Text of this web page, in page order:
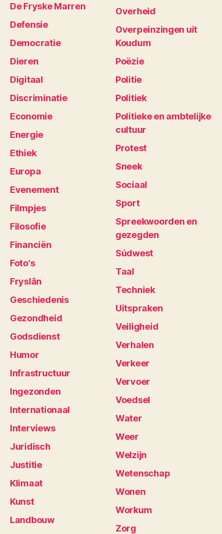
De Fryske Marren
Defensie
Democratie
Dieren
Digitaal
Discriminatie
Economie
Energie
Ethiek
Europa
Evenement
Filmpjes
Filosofie
Financiën
Foto's
Fryslân
Geschiedenis
Gezondheid
Godsdienst
Humor
Infrastructuur
Ingezonden
Internationaal
Interviews
Juridisch
Justitie
Klimaat
Kunst
Landbouw
Overheid
Overpeinzingen uit
Koudum
Poëzie
Politie
Politiek
Politieke en ambtelijke
cultuur
Protest
Sneek
Sociaal
Sport
Spreekwoorden en
gezegden
Súdwest
Taal
Techniek
Uitspraken
Veiligheid
Verhalen
Verkeer
Vervoer
Voedsel
Water
Weer
Welzijn
Wetenschap
Wonen
Workum
Zorg